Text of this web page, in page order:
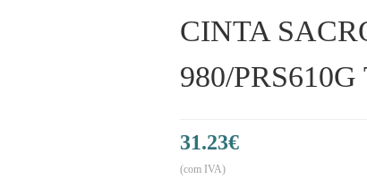
CINTA
980/
31.23€
(com IVA)